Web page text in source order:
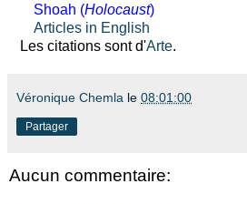
Shoah (Holocaust)
Articles in English
Les citations sont d'Arte.
Véronique Chemla le 08:01:00
Partager
Aucun commentaire: